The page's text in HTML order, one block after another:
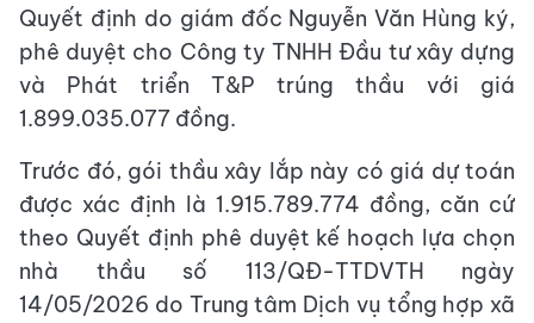
Quyết định do giám đốc Nguyễn Văn Hùng ký,
phê duyệt cho Công ty TNHH Đầu tư xây dựng
và Phát triển T&P trúng thầu với giá
1.899.035.077 đồng.
Trước đó, gói thầu xây lắp này có giá dự toán
được xác định là 1.915.789.774 đồng, căn cứ
theo Quyết định phê duyệt kế hoạch lựa chọn
nhà thầu số 113/QĐ-TTDVTH ngày
14/05/2026 do Trung tâm Dịch vụ tổng hợp xã